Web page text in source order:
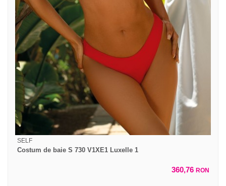
SELF
Costum de baie S 730 V1XE1 Luxelle 1
360,76 RON